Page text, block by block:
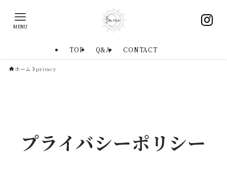
MENU
TOP Q&A CONTACT
ホーム privacy
プライバシーポリシー